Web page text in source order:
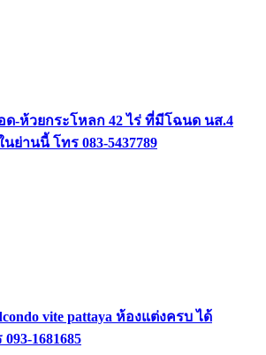
-ห้วยกระโหลก 42 ไร่ ที่มีโฉนด นส.4
ย่านนี้ โทร 083-5437789
vite pattaya ห้องแต่งครบ ได้
1681685